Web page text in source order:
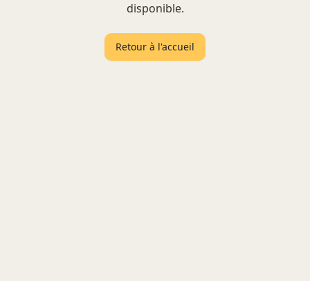
disponible.
Retour à l'accueil